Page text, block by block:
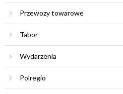
Przewozy towarowe
Tabor
Wydarzenia
Polregio